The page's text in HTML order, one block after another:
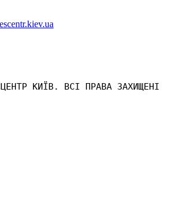
КИЇВ. ВСІ ПРАВА ЗАХИЩЕНІ